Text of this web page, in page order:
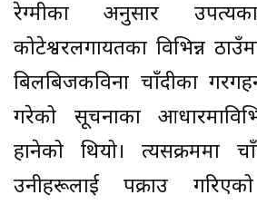
रेग्मीका अनुसार
कोटेश्वरलगायतका विभिन्न
बिलबिजकविना चाँदीका
गरेको सूचनाका
हानेको थियो। त्यसक्रममा
उनीहरूलाई पक्राउ